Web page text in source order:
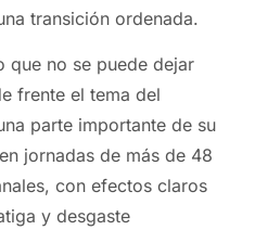
transición ordenada.
que no se puede dejar
frente el tema del
parte importante de su
jornadas de más de 48
con efectos claros
y desgaste